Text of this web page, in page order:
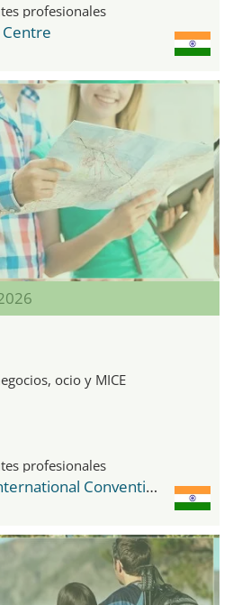
profesionales
ocio y MICE
profesionales
Yashobhoomi India International Convention & Expo Centre